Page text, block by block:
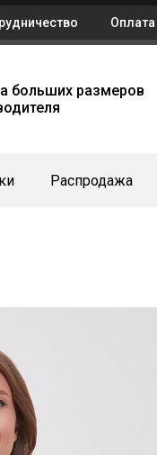
больших размеров
Распродажа